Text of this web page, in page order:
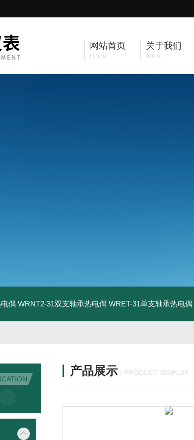
网站首页
Home
关于我们
About
偶 WRNT2-31双支轴承热电偶 WRET-31单支轴承热电偶
产品展示 / PRODUCT DISPLAY